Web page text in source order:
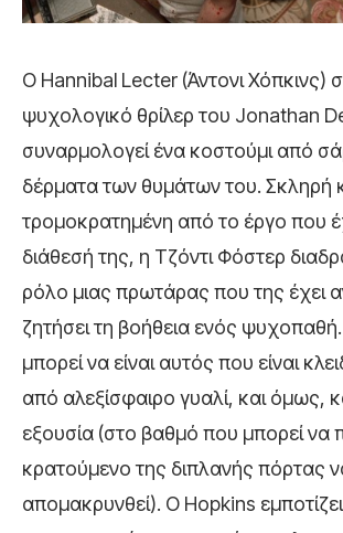
Ο Hannibal Lecter (Άντονι Χόπκινς)
ψυχολογικό θρίλερ του Jonathan
συναρμολογεί ένα κοστούμι από
δέρματα των θυμάτων του. Σκληρή
τρομοκρατημένη από το έργο που
διάθεσή της, η Τζόντι Φόστερ
ρόλο μιας πρωτάρας που της έχει
ζητήσει τη βοήθεια ενός
μπορεί να είναι αυτός που είναι
από αλεξίσφαιρο γυαλί, και όμως,
εξουσία (στο βαθμό που μπορεί να
κρατούμενο της διπλανής πόρτας
απομακρυνθεί). Ο Hopkins